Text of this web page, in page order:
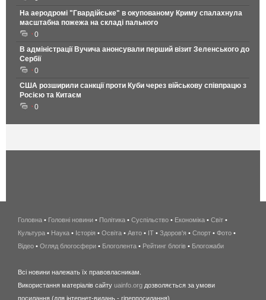
На аеродромі "Гвардійське" в окупованому Криму спалахнула
масштабна пожежа на складі пального
0
В адміністрації Вучича анонсували перший візит Зеленського до
Сербії
0
США розширили санкції проти Куби через військову співпрацю з
Росією та Китаєм
0
беспроводной
интернет
киев
wimax
Головна • Головні новини • Політика • Суспільство • Економіка • Світ •
Культура • Наука • Історія • Освіта • Авто • IT • Здоров'я • Спорт • Фото •
Відео • Огляд блогосфери • Блоголента • Рейтинг блогів • Блогожаби
Всі новини належать їх правовласникам.
Використання матеріалів сайту uainfo.org дозволяється за умови
посилання (для інтернет-видань - гіперпосилання).